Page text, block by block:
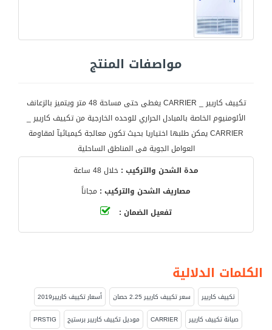
مواصفات المنتج
تكييف كاريير _ CARRIER يغطى حتى مساحة 48 متر ويتميز بالزعانف
الألومنيوم الخاصة بالمبادل الحراري للوحده الخارجية من تكييف كاريير _
CARRIER يمكن طلبها اختياريا بحيث تكون معالجة كيميائيآ لمقاومة
العوامل الجوية فى المناطق الساحلية
مدة الشحن والتركيب : خلال 48 ساعة
مصاريف الشحن والتركيب : مجاناً
تفعيل الضمان :
الكلمات الدلالية
تكييف كاريير سعر تكييف كاريير 2.25 حصان
أسعار تكييف كاريير2019
صيانة تكييف كاريير
CARRIER موديل تكييف كاريير برستيج
PRSTIG